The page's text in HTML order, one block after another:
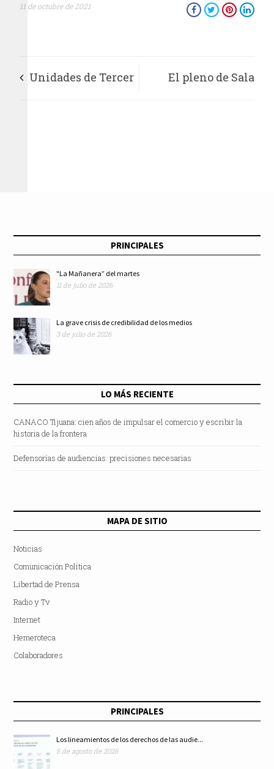
11 de octubre de 2021
Unidades de Tercer
médica
El pleno de Sala
PRINCIPALES
"La Mañanera” del martes
11 de julio de 2026
La grave crisis de credibilidad de los medios
3 de julio de 2026
LO MÁS RECIENTE
CANACO Tijuana: cien años de impulsar el comercio y escribir la
historia de la frontera
Defensorías de audiencias: precisiones necesarias
MAPA DE SITIO
Noticias
Comunicación Política
Libertad de Prensa
Radio y Tv
Internet
Hemeroteca
Colaboradores
PRINCIPALES
Los lineamientos de los derechos de las audie...
5 de agosto de 2026